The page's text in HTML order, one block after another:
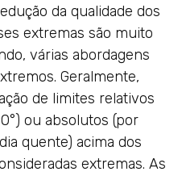
da qualidade dos
extremas são muito
várias abordagens
Geralmente,
de limites relativos
ou absolutos (por
quente) acima dos
extremas. As